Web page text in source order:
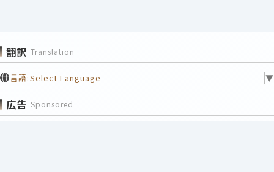
翻訳 Translation
言語:Select Language ▼
広告 Sponsored